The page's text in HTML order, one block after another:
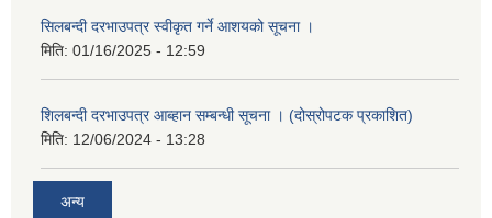
सिलबन्दी दरभाउपत्र स्वीकृत गर्ने आशयको सूचना ।
मिति: 01/16/2025 - 12:59
शिलबन्दी दरभाउपत्र आब्हान सम्बन्धी सूचना । (दोस्रोपटक प्रकाशित)
मिति: 12/06/2024 - 13:28
अन्य